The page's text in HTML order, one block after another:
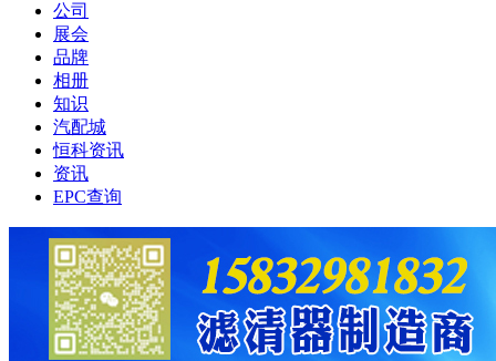
公司
展会
品牌
相册
知识
汽配城
恒科资讯
资讯
EPC查询